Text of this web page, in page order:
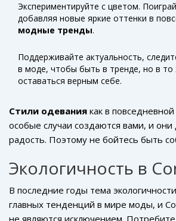
Экспериментируйте с цветом.
добавляя новые яркие оттенки в
модные тренды.
Поддерживайте актуальность,
в моде, чтобы быть в тренде, но в
оставаться верным себе.
Стили одевания как в
особые случаи создаются вами, и
радость. Поэтому не бойтесь быть
существует одного универсального
чувствуете в выбранном образе,
личный бренд и визитная карточка.
Экологичность в
В последние годы тема
главных тенденций в мире моды, и
не являются исключением.